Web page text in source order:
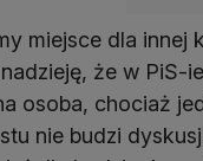
miejsce dla innej
że w PiS-
osoba, chociaż
nie budzi